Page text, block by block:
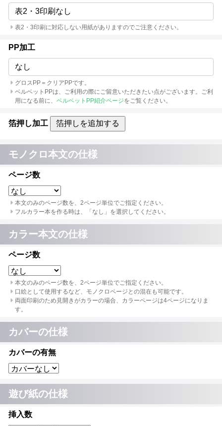
表2・3印刷なし
表2・3印刷に対応しない用紙がありますのでご注意ください。
PP加工
なし
グロスPP＝クリアPPです。
ベルベットPPは、ご利用の際にご留意いただきたい点がございます。ご利
用になる前に、 ベルベットPP紹介ページをご覧ください。
箔押し加工 箔押しを追加する
モノクロ本文の仕様
ページ数
本文のみのページ数を、2ページ単位でご指定ください。
フルカラー本を作る時は、「なし」を選択してください。
カラー本文の仕様
ページ数
本文のみのページ数を、2ページ単位でご指定ください。
口絵として使用するなど、モノクロページとの混在も可能です。
両面印刷のため見開きがカラーの場合、カラーページは4ページになりま
す。
カバーの仕様
カバーの有無
遊び紙の仕様
挿入数